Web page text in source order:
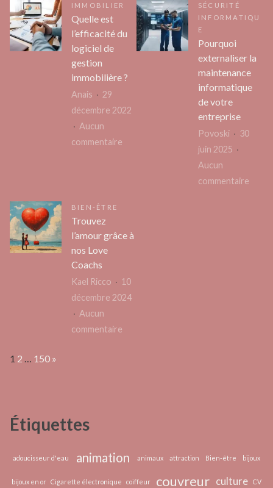
avec
extrahop?
Grèce
elles
IMMOBILIER
Quelle est
l’efficacité du
logiciel de
gestion
immobilière ?
Anais
29
décembre 2022
Aucun
commentaire
de
?
SÉCURITÉ
INFORMATIQU
E
Pourquoi
externaliser la
maintenance
informatique
de votre
entreprise
Povoski
30
juin 2025
Aucun
commentaire
BIEN-ÊTRE
Trouvez
l’amour grâce à
nos Love
Coachs
Kael Ricco
10
décembre 2024
Aucun
commentaire
Page:
1 2 150 Next
»
Étiquettes
adoucisseur d'eau animation animaux attraction Bien-être bijoux
bijoux en or Cigarette électronique coiffeur couvreur culture CV